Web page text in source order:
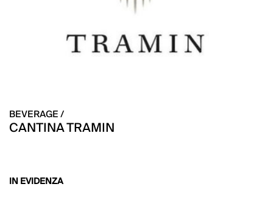
BEVERAGE /
CANTINA TRAMIN
IN EVIDENZA